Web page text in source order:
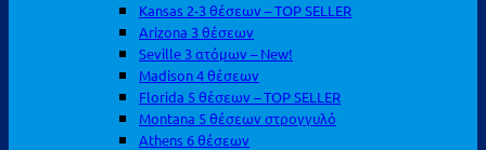
Kansas 2-3 θέσεων – TOP SELLER
Arizona 3 θέσεων
Seville 3 ατόμων – New!
Madison 4 θέσεων
Florida 5 θέσεων – TOP SELLER
Montana 5 θέσεων στρογγυλό
Athens 6 θέσεων